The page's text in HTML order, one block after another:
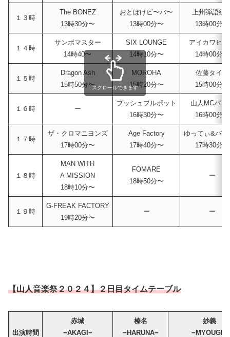
１３時
The BONEZ
13時30分〜
おとぼけビ〜バ〜
13時00分〜
上州弾語組
13時00分〜
１４時
サンボマスター
14時40〜
SIX LOUNGE
14時10分〜
アイカワヒ
14時00分〜
１５時
Dragon Ash
15時50分〜
MOROHA
15時20分〜
佐藤タイジ
15時00分〜
１６時 ー
プッシュプルポット
16時30分〜
山人MCバト
16時00分〜
１７時
ザ・クロマニヨンズ
17時00分〜
Age Factory
17時40分〜
ゆってぃ&バリ
17時30分〜
１８時
MAN WITH
A MISSION
18時10分〜
FOMARE
18時50分〜
ー
１９時
G-FREAK FACTORY
19時20分〜
ー ー
スクロールできます
【山人音楽祭２０２４】２日目タイムテーブル
出演時間
赤城
−AKAGI−
榛名
−HARUNA−
妙義
−MYOUGI−